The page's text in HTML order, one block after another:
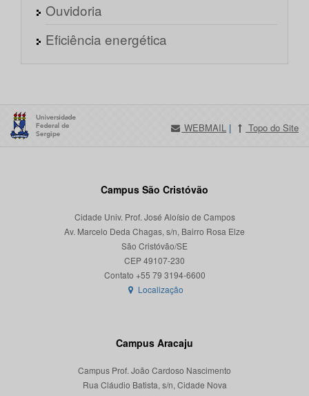
Ouvidoria
Eficiência energética
WEBMAIL | Topo do Site
Campus São Cristóvão
Cidade Univ. Prof. José Aloísio de Campos
Av. Marcelo Deda Chagas, s/n, Bairro Rosa Elze
São Cristóvão/SE
CEP 49107-230
Localização
Campus Aracaju
Campus Prof. João Cardoso Nascimento
Rua Cláudio Batista, s/n, Cidade Nova